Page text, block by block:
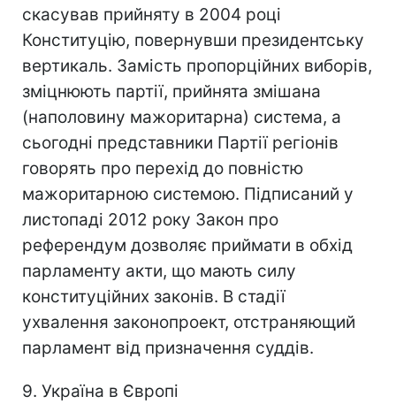
скасував прийняту в 2004 році
Конституцію, повернувши президентську
вертикаль. Замість пропорційних виборів,
зміцнюють партії, прийнята змішана
(наполовину мажоритарна) система, а
сьогодні представники Партії регіонів
говорять про перехід до повністю
мажоритарною системою. Підписаний у
листопаді 2012 року Закон про
референдум дозволяє приймати в обхід
парламенту акти, що мають силу
конституційних законів. В стадії
ухвалення законопроект, отстраняющий
парламент від призначення суддів.
9. Україна в Європі